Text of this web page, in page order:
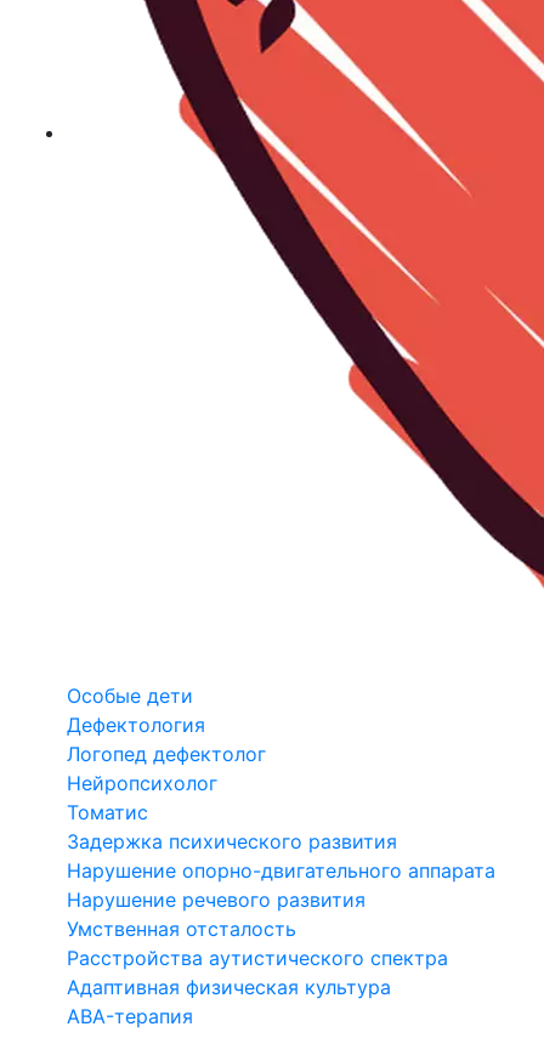
Особые дети
Дефектология
Логопед дефектолог
Нейропсихолог
Томатис
Задержка психического развития
Нарушение опорно-двигательного аппарата
Нарушение речевого развития
Умственная отсталость
Расстройства аутистического спектра
Адаптивная физическая культура
ABA-терапия